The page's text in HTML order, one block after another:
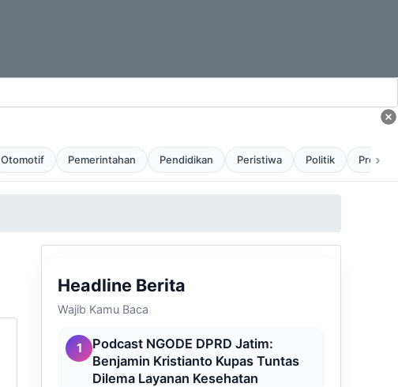
Otomotif Pemerintahan Pendidikan Peristiwa Politik Profil
›
Headline Berita
Wajib Kamu Baca
1
Podcast NGODE DPRD Jatim:
Benjamin Kristianto Kupas Tuntas
Dilema Layanan Kesehatan